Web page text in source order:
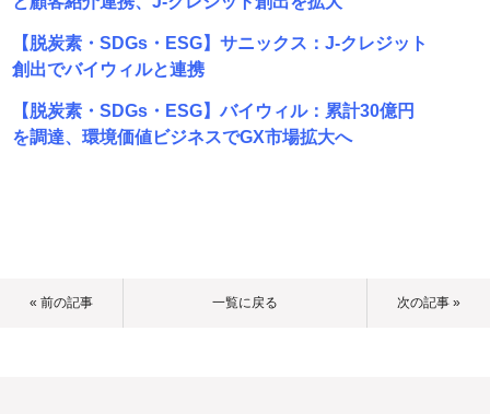
【脱炭素・SDGs・ESG】サニックス：J-クレジット
創出でバイウィルと連携
【脱炭素・SDGs・ESG】バイウィル：累計30億円
を調達、環境価値ビジネスでGX市場拡大へ
« 前の記事 一覧に戻る 次の記事 »